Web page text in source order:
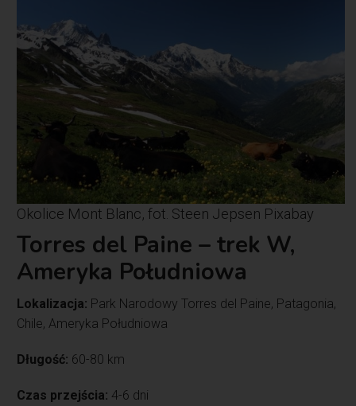
Okolice Mont Blanc, fot. Steen Jepsen Pixabay
Torres del Paine – trek W,
Ameryka Południowa
Lokalizacja: Park Narodowy Torres del Paine, Patagonia,
Chile, Ameryka Południowa
Długość: 60-80 km
Czas przejścia: 4-6 dni